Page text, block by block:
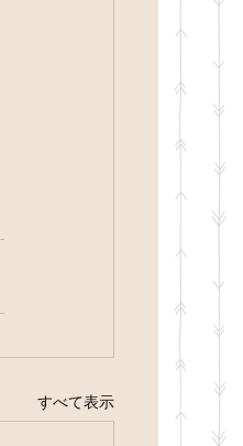
すべて表示